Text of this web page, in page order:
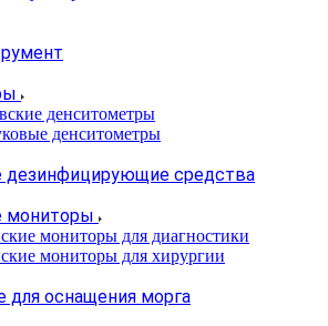
денситометры
денситометры
дезинфицирующие средства
мониторы
мониторы для диагностики
мониторы для хирургии
для оснащения морга